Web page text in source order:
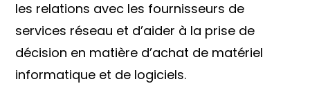
les relations avec les fournisseurs de
services réseau et d’aider à la prise de
décision en matière d’achat de matériel
informatique et de logiciels.